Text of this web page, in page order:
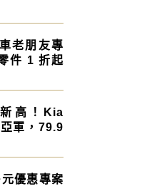
老朋友專
件 1 折起
高！Kia
軍，79.9
優惠專案